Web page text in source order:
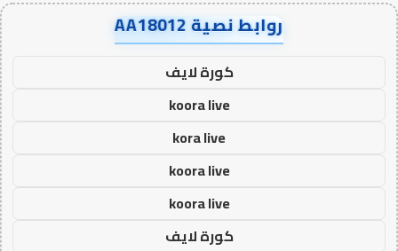
روابط نصية AA18012
كورة لايف
koora live
kora live
koora live
koora live
كورة لايف